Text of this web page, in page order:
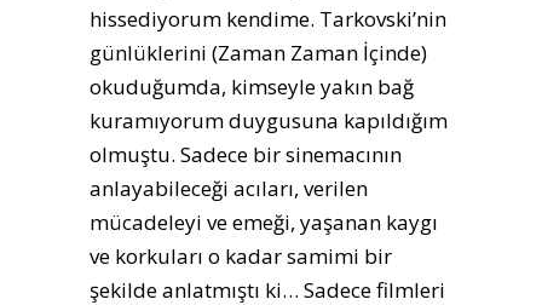
hissediyorum kendime. Tarkovski’nin
günlüklerini (Zaman Zaman İçinde)
okuduğumda, kimseyle yakın bağ
kuramıyorum duygusuna kapıldığım
olmuştu. Sadece bir sinemacının
anlayabileceği acıları, verilen
mücadeleyi ve emeği, yaşanan kaygı
ve korkuları o kadar samimi bir
şekilde anlatmıştı ki… Sadece filmleri